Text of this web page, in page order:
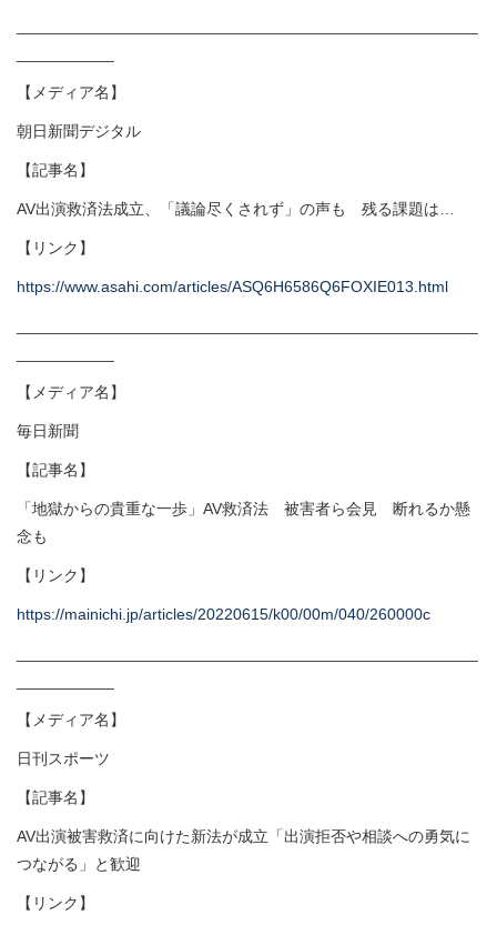
【メディア名】
朝日新聞デジタル
【記事名】
AV出演救済法成立、「議論尽くされず」の声も 残る課題は…
【リンク】
https://www.asahi.com/articles/ASQ6H6586Q6FOXIE013.html
【メディア名】
毎日新聞
【記事名】
「地獄からの貴重な一歩」AV救済法 被害者ら会見 断れるか懸
念も
【リンク】
https://mainichi.jp/articles/20220615/k00/00m/040/260000c
【メディア名】
日刊スポーツ
【記事名】
AV出演被害救済に向けた新法が成立「出演拒否や相談への勇気に
つながる」と歓迎
【リンク】